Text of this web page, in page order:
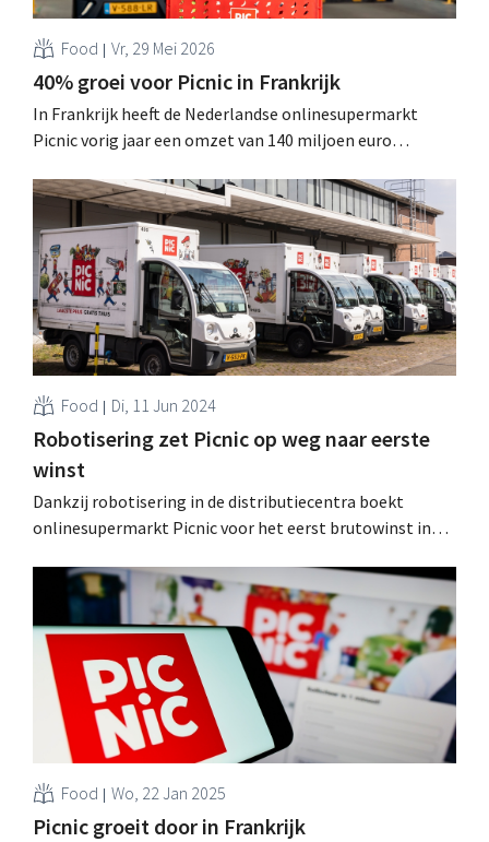
Food Vr, 29 Mei 2026
40% groei voor Picnic in Frankrijk
In Frankrijk heeft de Nederlandse onlinesupermarkt
Picnic vorig jaar een omzet van 140 miljoen euro
jaar eerder. Maar winstgevendheid zal nog minstens vijf
jaar op zich laten wachten. .
Food Di, 11 Jun 2024
Robotisering zet Picnic op weg naar eerste
winst
Dankzij robotisering in de distributiecentra boekt
onlinesupermarkt Picnic voor het eerst brutowinst in
Food Wo, 22 Jan 2025
Picnic groeit door in Frankrijk